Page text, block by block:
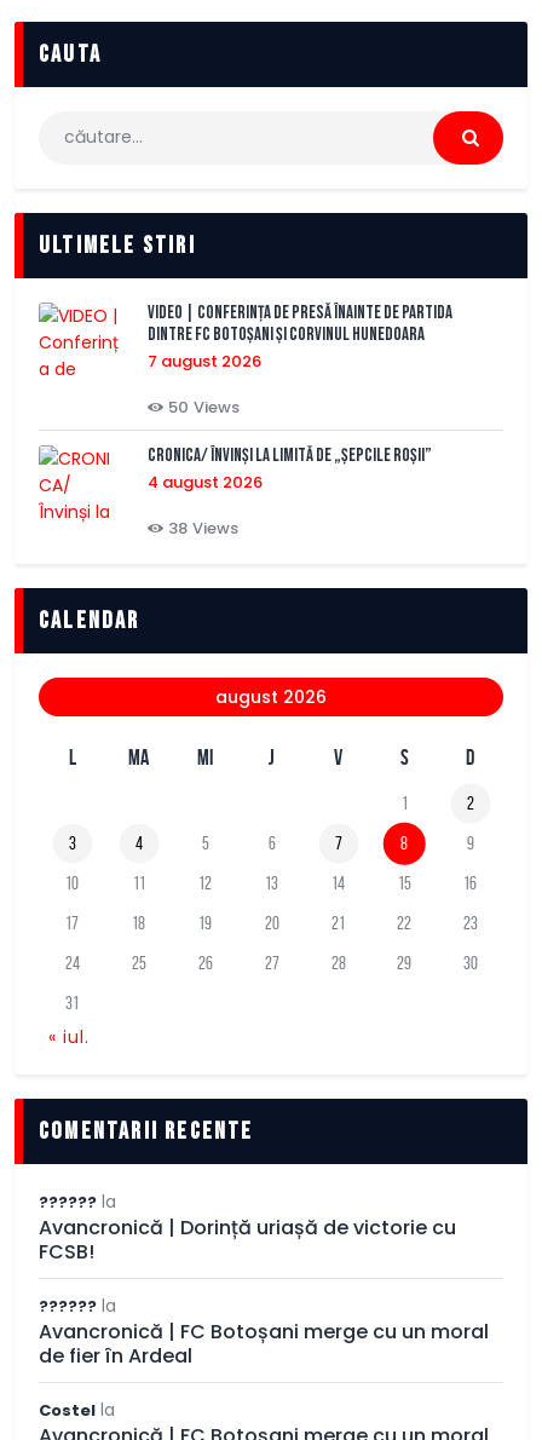
cauta
Caută
Ultimele stiri
VIDEO | Conferința de presă înainte de partida
dintre FC Botoșani și Corvinul Hunedoara
7 august 2026
50 Views
CRONICA/ Învinși la limită de „Șepcile Roșii”
4 august 2026
38 Views
Calendar
august 2026
L MA MI J V S D
1 2
3 4 5 6 7 8 9
10 11 12 13 14 15 16
17 18 19 20 21 22 23
24 25 26 27 28 29 30
31
« iul.
comentarii recente
?????? la
Avancronică | Dorință uriașă de victorie cu
FCSB!
?????? la
Avancronică | FC Botoșani merge cu un moral
de fier în Ardeal
Costel la